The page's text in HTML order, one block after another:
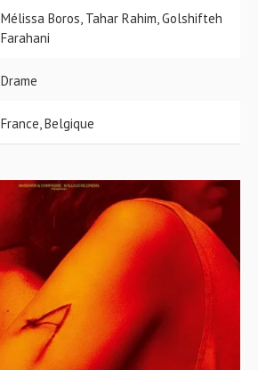
Mélissa Boros, Tahar Rahim, Golshifteh
Farahani
Drame
France, Belgique